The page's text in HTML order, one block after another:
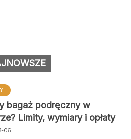
bagaż podręczny w
Limity, wymiary i opłaty
06